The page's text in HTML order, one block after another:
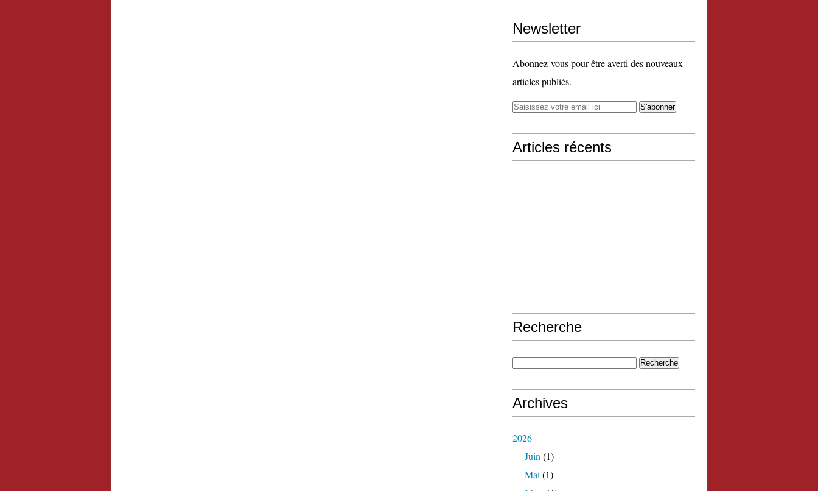
Newsletter
Abonnez-vous pour être averti des nouveaux
articles publiés.
Articles récents
Recherche
Archives
2026
Juin (1)
Mai (1)